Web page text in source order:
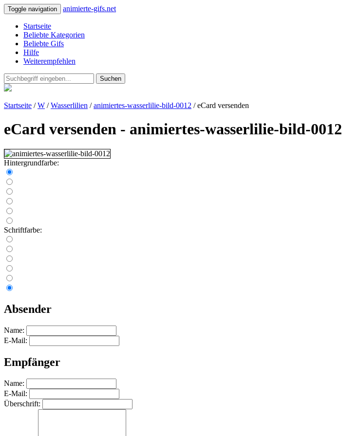
Toggle navigation animierte-gifs.net
Startseite
Beliebte Kategorien
Beliebte Gifs
Hilfe
Weiterempfehlen
Suchen
Startseite /W /Wasserlilien /animiertes-wasserlilie-bild-0012 / eCard versenden
eCard versenden - animiertes-wasserlilie-bild-0012
Hintergrundfarbe:
Schriftfarbe:
Absender
Name:
E-Mail:
Empfänger
Name:
E-Mail:
Überschrift: